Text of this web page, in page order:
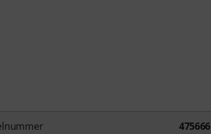
475666